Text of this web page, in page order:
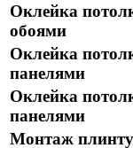
Оклейка
обоями
Оклейка
панелями
Оклейка
панелями
Монтаж